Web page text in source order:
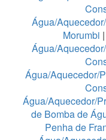
Água/
Morumbi |
Água/
Água/Aquecedor/
Água/Aquecedor/
de Bomba de
Penha de